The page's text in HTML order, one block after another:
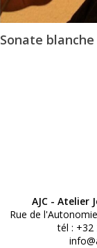
Sonate blanche
AJC - Atelier
Rue de
tél : +32